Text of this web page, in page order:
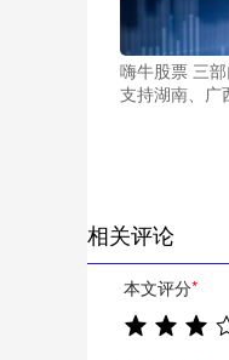
嗨牛股票 三
支持湖南、广
相关评论
本文评分*